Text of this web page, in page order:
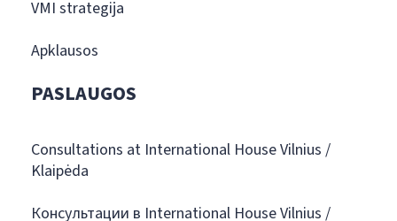
VMI strategija
Apklausos
PASLAUGOS
Consultations at International House Vilnius /
Klaipėda
Консультации в International House Vilnius /